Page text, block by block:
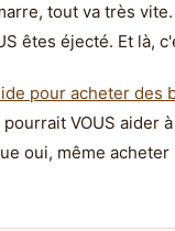
tout va très
êtes éjecté. Et là,
pour acheter des
pourrait VOUS aider
oui, même